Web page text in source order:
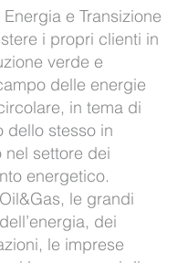
e Transizione
i propri clienti in
verde e
delle energie
in tema di
dello stesso in
settore dei
energetico.
le grandi
dei
le imprese